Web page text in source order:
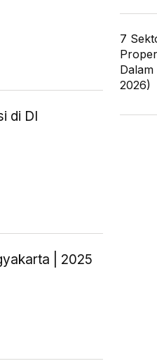
di DI
| 2025
7
2026)